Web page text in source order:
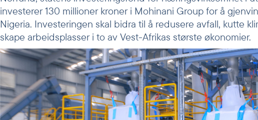
investerer 130 millioner kroner i Mohinani Group for å
Nigeria. Investeringen skal bidra til å redusere avfall, kutte
skape arbeidsplasser i to av Vest-Afrikas største økonomier.